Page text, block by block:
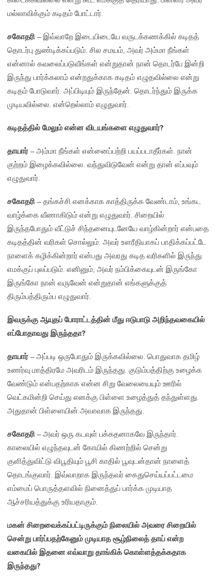
மல்லாவிக்கும் கடிதம் போட்டார்.
சகோதரி – இவ்வாறே இடையிடையே வருடக்கணக்கில் கடிதத்
தொடர்பு துண்டிக்கப்படும். சில சமயம், அவர் அம்மா நீங்கள்
என்னால் கவலைப்படுவீங்கள் என்றுதான் நான் தொடர்பே இன்றி
இருந்து பார்க்கலாம் என்றதுக்காக கடிதம் எழுதவில்லை என்று
கடிதம் போடுவார். அப்பிடியும் இருந்தேன். தொடர்ந்தும் இருக்க
முடியவில்லை. என்றெல்லாம் எழுதுவார்.
கடிதத்தில் மேலும் என்ன விடயங்களை எழுதுவார்?
தாயார்– அம்மா நீங்கள் என்னைப்பற்றி பயப்படாதீர்கள். நான்
குற்றம் இழைக்கவில்லை. வந்துவிடுவேன் என்று தான் எப்பவும்
எழுதுவார்.
சகோதரி – தங்கச்சி எனக்காக காத்திருக்க வேண்டாம், உங்கட
வாழ்க்கை வீணாகிடும் என்று எழுதுவார். சிறையில்
இருந்தபோதும் வீட்டுச் சிந்தனையுடனேயே வாழ்கின்றார் என்பதை
கடிதத்தின் வரிகள் சொல்லும். அவர் உளரீதியாகப் பாதிக்கப்பட்டே
நாளைக் கழிக்கின்றார் என்பது அவரது கடித வரிகளில் இருந்து
எமக்குப் புலப்படும். எனினும், அவர் நம்பிக்கையுடன் இருங்கோ
இருங்கோ நான் வருவேன் என்றுதான் எங்களுக்குத்
திரும்பத்திரும்ப எழுதுவார்.
இவருக்கு ஆயுதப் போராட்டத்தின் மீது ஈடுபாடு அறிந்தவகையில்
எப்போதாவது இருந்ததா?
தாயார்– அப்படி ஒருபோதும் இருக்கவில்லை. பொதுவாக தமிழ்
உணர்வு மாத்திரமே அவரிடம் இருந்தது. குடும்பத்திற்கு உழைக்க
வேண்டும் என்பதற்காக என்ன சிறு வேலையையும் ஊரில்
வெட்கமின்றி செய்து எனக்கு பிள்ளை உழைத்துத் தந்துள்ளது.
அதுதான் பிள்ளையின் அவாவாக இருந்தது.
சகோதரி – அவர் ஒரு கடவுள் பக்கதனாகவே இருந்தார்.
காலையில் எழுந்தவுடன் கோயில் கிணற்றில் சென்று
குளித்துவிட்டு விபூதியும் பூசி காதில் பூவுடன்தான் நாளைத்
தொடங்குவார். இவ்வாறாக இருந்தவர் கைதுசெய்யப்பட்டமை
எம்மைப் பொருத்தளவில் நினைத்துப் பார்க்க முடியாத
ஆச்சரியத்துக்கு உரியதாகும்.
மகன் சிறைவைக்கப்பட்டிருக்கும் நிலையில் அவரை சிறையில்
சென்று பார்ப்பதற்கேனும் முடியாத சூழ்நிலைத் தாய் என்ற
வகையில் இதனை எவ்வாறு தாங்கிக் கொள்ளத்தக்கதாக
இருந்தது?